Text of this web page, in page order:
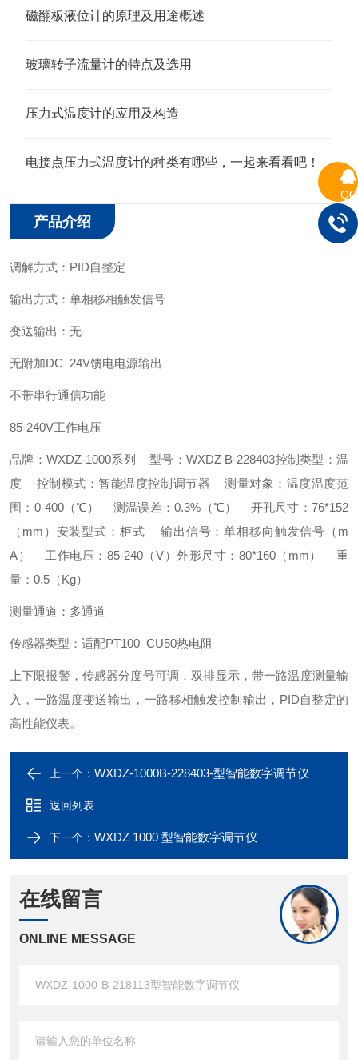
磁翻板液位计的原理及用途概述
玻璃转子流量计的特点及选用
压力式温度计的应用及构造
电接点压力式温度计的种类有哪些，一起来看看吧！
产品介绍
调解方式：PID自整定
输出方式：单相移相触发信号
变送输出：无
无附加DC 24V馈电电源输出
不带串行通信功能
85-240V工作电压
品牌：WXDZ-1000系列 型号：WXDZ B-228403控制类型：温
度 控制模式：智能温度控制调节器 测量对象：温度温度范
围：0-400（℃） 测温误差：0.3%（℃） 开孔尺寸：76*152
（mm） 安装型式：柜式 输出信号：单相移向触发信号（m
A） 工作电压：85-240（V）外形尺寸：80*160（mm） 重
量：0.5（Kg）
测量通道：多通道
传感器类型：适配PT100 CU50热电阻
上下限报警，传感器分度号可调，双排显示，带一路温度测量输
入，一路温度变送输出，一路移相触发控制输出，PID自整定的
高性能仪表。
上一个： WXDZ-1000B-228403-型智能数字调节仪
返回列表
下一个： WXDZ 1000 型智能数字调节仪
在线留言
ONLINE MESSAGE
QQ